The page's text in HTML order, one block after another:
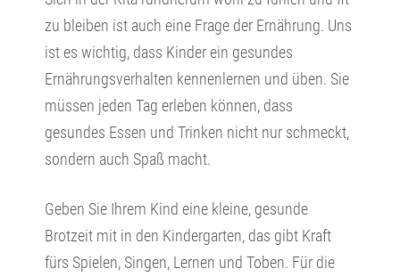
zu bleiben ist auch eine Frage der Ernährung. Uns
ist es wichtig, dass Kinder ein gesundes
Ernährungsverhalten kennenlernen und üben. Sie
müssen jeden Tag erleben können, dass
gesundes Essen und Trinken nicht nur schmeckt,
sondern auch Spaß macht.
Geben Sie Ihrem Kind eine kleine, gesunde
Brotzeit mit in den Kindergarten, das gibt Kraft
fürs Spielen, Singen, Lernen und Toben. Für die